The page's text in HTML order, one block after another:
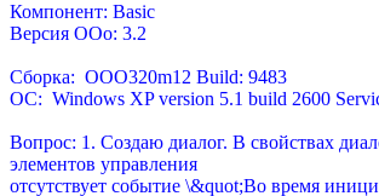
Компонент: Basic
Версия OOo: 3.2
Сборка: OOO320m12 Build: 9483
ОС: Windows XP version 5.1 build 2600
Вопрос: 1. Создаю диалог. В свойствах
элементов управления
отсутствует событие \&quot;Во время